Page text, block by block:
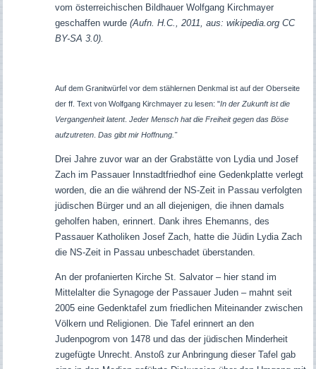
vom österreichischen Bildhauer Wolfgang Kirchmayer
geschaffen wurde (Aufn. H.C., 2011, aus: wikipedia.org CC
BY-SA 3.0).
Auf dem Granitwürfel vor dem stählernen Denkmal ist auf der Oberseite
der ff. Text von Wolfgang Kirchmayer zu lesen: "In der Zukunft ist die
Vergangenheit latent. Jeder Mensch hat die Freiheit gegen das Böse
aufzutreten. Das gibt mir Hoffnung."
Drei Jahre zuvor war an der Grabstätte von Lydia und Josef
Zach im Passauer Innstadtfriedhof eine Gedenkplatte verlegt
worden, die an die während der NS-Zeit in Passau verfolgten
jüdischen Bürger und an all diejenigen, die ihnen damals
geholfen haben, erinnert. Dank ihres Ehemanns, des
Passauer Katholiken Josef Zach, hatte die Jüdin Lydia Zach
die NS-Zeit in Passau unbeschadet überstanden.
An der profanierten Kirche St. Salvator – hier stand im
Mittelalter die Synagoge der Passauer Juden – mahnt seit
2005 eine Gedenktafel zum friedlichen Miteinander zwischen
Völkern und Religionen. Die Tafel erinnert an den
Judenpogrom von 1478 und das der jüdischen Minderheit
zugefügte Unrecht. Anstoß zur Anbringung dieser Tafel gab